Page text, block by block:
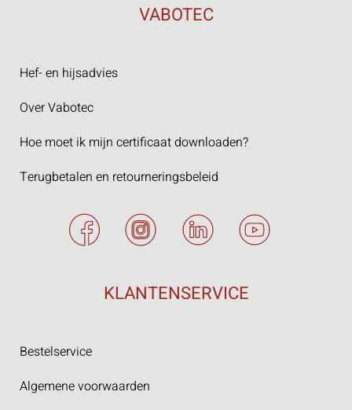
VABOTEC
Hef- en hijsadvies
Over Vabotec
Hoe moet ik mijn certificaat downloaden?
Terugbetalen en retourneringsbeleid
KLANTENSERVICE
Bestelservice
Algemene voorwaarden